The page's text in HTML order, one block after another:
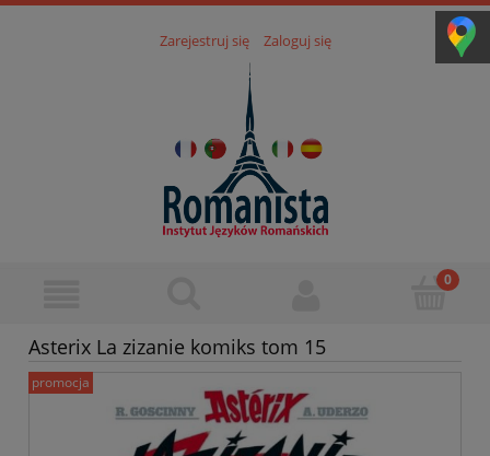
Zarejestruj się Zaloguj się
Asterix La zizanie komiks tom 15
promocja